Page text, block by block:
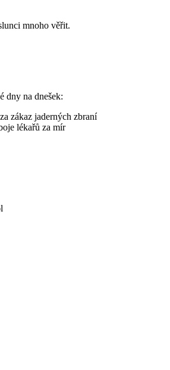
mnoho věřit.
dny na dnešek:
zákaz jaderných zbraní
lékařů za mír